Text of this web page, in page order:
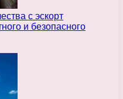
с эскорт
и безопасного